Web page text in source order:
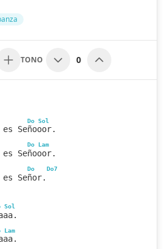
TONO 0
Do Sol
Señooor.
Do Lam
Señooor.
Do Do7
Señor.
Sol
Lam